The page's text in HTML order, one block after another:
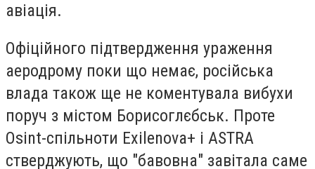
авіація.
Офіційного підтвердження ураження
аеродрому поки що немає, російська
влада також ще не коментувала вибухи
поруч з містом Борисоглєбськ. Проте
Osint-спільноти Exilenova+ і ASTRA
стверджують, що "бавовна" завітала саме